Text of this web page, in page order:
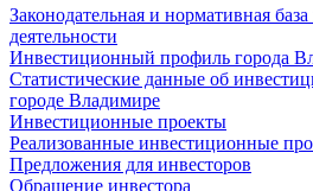
Законодательная и нормативная
деятельности
Инвестиционный профиль города
Статистические данные об
городе Владимире
Инвестиционные проекты
Реализованные инвестиционные
Предложения для инвесторов
Обращение инвестора